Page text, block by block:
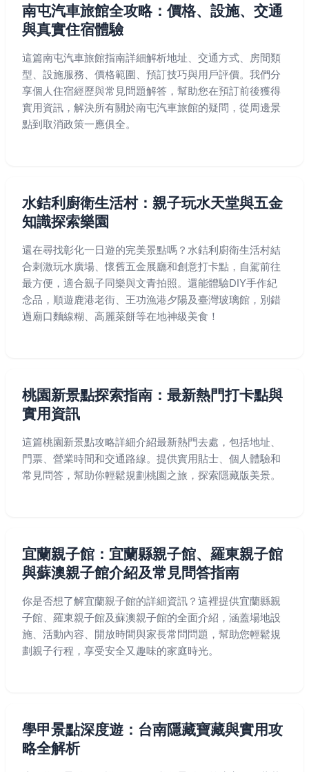
南屯汽車旅館全攻略：價格、設施、交通
與真實住宿體驗
這篇南屯汽車旅館指南詳細解析地址、交通方式、房間類
型、設施服務、價格範圍、預訂技巧與用戶評價。我們分
享個人住宿經歷與常見問題解答，幫助您在預訂前後獲得
實用資訊，解決所有關於南屯汽車旅館的疑問，從周邊景
點到取消政策一應俱全。
水銡利廚衛生活村：親子玩水天堂與五金
知識探索樂園
還在尋找彰化一日遊的完美景點嗎？水銡利廚衛生活村結
合刺激玩水廣場、懷舊五金展廳和創意打卡點，自駕前往
最方便，適合親子同樂與文青拍照。還能體驗DIY手作紀
念品，順遊鹿港老街、王功漁港夕陽及臺灣玻璃館，別錯
過廟口麵線糊、高麗菜餅等在地神級美食！
桃園新景點探索指南：最新熱門打卡點與
實用資訊
這篇桃園新景點攻略詳細介紹最新熱門去處，包括地址、
門票、營業時間和交通路線。提供實用貼士、個人體驗和
常見問答，幫助你輕鬆規劃桃園之旅，探索隱藏版美景。
宜蘭親子館：宜蘭縣親子館、羅東親子館
與蘇澳親子館介紹及常見問答指南
你是否想了解宜蘭親子館的詳細資訊？這裡提供宜蘭縣親
子館、羅東親子館及蘇澳親子館的全面介紹，涵蓋場地設
施、活動內容、開放時間與家長常問問題，幫助您輕鬆規
劃親子行程，享受安全又趣味的家庭時光。
學甲景點深度遊：台南隱藏寶藏與實用攻
略全解析